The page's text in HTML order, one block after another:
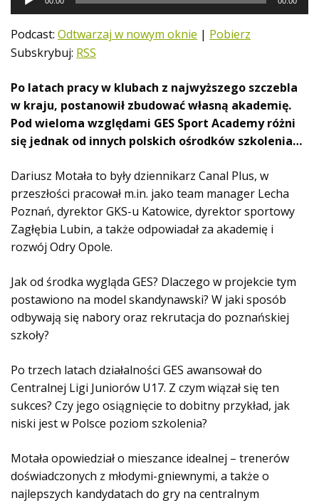
d
t
w
a
z
a
c
z
l
i
k
ó
w
ź
w
i
ę
o
w
y
c
Podcast:Odtwarzaj w nowym oknie | Pobierz
Subskrybuj: RSS
Po latach pracy w klubach z najwyższego szczebla
w kraju, postanowił zbudować własną akademię.
Pod wieloma względami GES Sport Academy różni
się jednak od innych polskich ośrodków szkolenia…
Dariusz Motała to były dziennikarz Canal Plus, w
przeszłości pracował m.in. jako team manager Lecha
Poznań, dyrektor GKS-u Katowice, dyrektor sportowy
Zagłębia Lubin, a także odpowiadał za akademię i
rozwój Odry Opole.
Jak od środka wygląda GES? Dlaczego w projekcie tym
postawiono na model skandynawski? W jaki sposób
odbywają się nabory oraz rekrutacja do poznańskiej
szkoły?
Po trzech latach działalności GES awansował do
Centralnej Ligi Juniorów U17. Z czym wiązał się ten
sukces? Czy jego osiągnięcie to dobitny przykład, jak
niski jest w Polsce poziom szkolenia?
Motała opowiedział o mieszance idealnej – trenerów
doświadczonych z młodymi-gniewnymi, a także o
najlepszych kandydatach do gry na centralnym